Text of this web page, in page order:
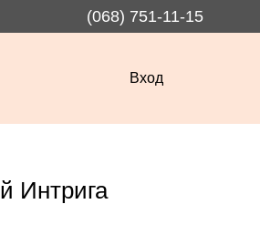
(068) 751-11-15
Вход
Интрига